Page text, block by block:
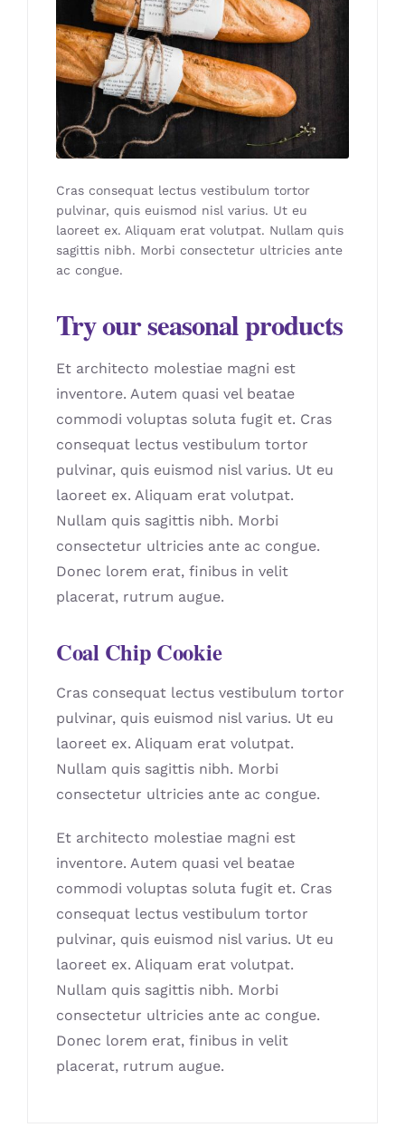
Cras consequat lectus vestibulum tortor
pulvinar, quis euismod nisl varius. Ut eu
laoreet ex. Aliquam erat volutpat. Nullam quis
sagittis nibh. Morbi consectetur ultricies ante
ac congue.
Try our seasonal products
Et architecto molestiae magni est
inventore. Autem quasi vel beatae
commodi voluptas soluta fugit et. Cras
consequat lectus vestibulum tortor
pulvinar, quis euismod nisl varius. Ut eu
laoreet ex. Aliquam erat volutpat.
Nullam quis sagittis nibh. Morbi
consectetur ultricies ante ac congue.
Donec lorem erat, finibus in velit
placerat, rutrum augue.
Coal Chip Cookie
Cras consequat lectus vestibulum tortor
pulvinar, quis euismod nisl varius. Ut eu
laoreet ex. Aliquam erat volutpat.
Nullam quis sagittis nibh. Morbi
consectetur ultricies ante ac congue.
Et architecto molestiae magni est
inventore. Autem quasi vel beatae
commodi voluptas soluta fugit et. Cras
consequat lectus vestibulum tortor
pulvinar, quis euismod nisl varius. Ut eu
laoreet ex. Aliquam erat volutpat.
Nullam quis sagittis nibh. Morbi
consectetur ultricies ante ac congue.
Donec lorem erat, finibus in velit
placerat, rutrum augue.